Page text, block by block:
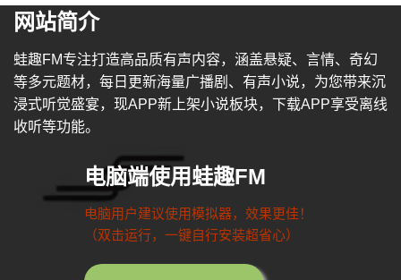
网站简介
蛙趣FM专注打造高品质有声内容，涵盖悬疑、言情、奇幻
等多元题材，每日更新海量广播剧、有声小说，为您带来沉
浸式听觉盛宴，现APP新上架小说板块，下载APP享受离线
收听等功能。
电脑端使用蛙趣FM
电脑用户建议使用模拟器，效果更佳！
（双击运行，一键自行安装超省心）